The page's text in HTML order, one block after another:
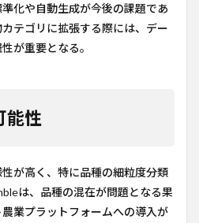
化や自動生成が今後の課題であ
テゴリに拡張する際には、デー
が重要となる。
能性
が高く、特に品種の細粒度分類
は、品種の混在が問題となる果
業プラットフォームへの導入が